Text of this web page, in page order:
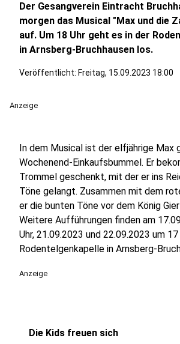
Der Gesangverein Eintracht
morgen das Musical "Max und die
auf. Um 18 Uhr geht es in der
in Arnsberg-Bruchhausen los.
Veröffentlicht: Freitag, 15.09.2023 18:00
Anzeige
In dem Musical ist der elfjährige Max
Wochenend-Einkaufsbummel. Er
Trommel geschenkt, mit der er ins
Töne gelangt. Zusammen mit dem
er die bunten Töne vor dem König
Weitere Aufführungen finden am
Uhr, 21.09.2023 und 22.09.2023 um
Rodentelgenkapelle in Arnsberg-
Anzeige
Die Kids freuen sich